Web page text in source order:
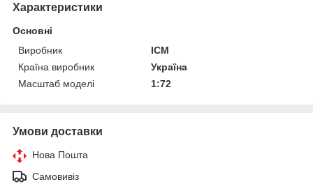
Характеристики
Основні
Виробник
ICM
Країна виробник
Україна
Масштаб моделі
1:72
Умови доставки
Нова Пошта
Самовивіз